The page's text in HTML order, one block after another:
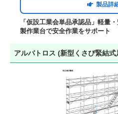
製品詳
「仮設工業会単品承認品」軽量
製作業台で安全作業をサポート
アルバトロス (新型くさび緊結式